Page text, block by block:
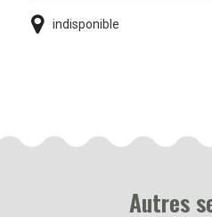
indisponible
Autres